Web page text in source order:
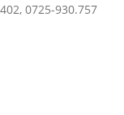
0725-930.757